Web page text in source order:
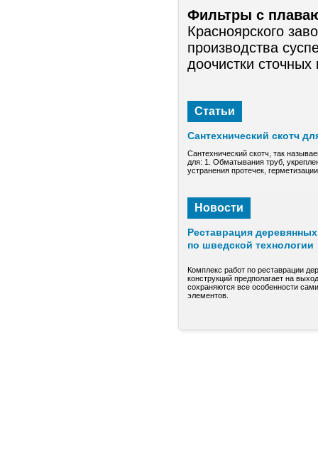
Фильтры с
Красноярского
производства
доочистки
Статьи
Сантехнический скотч
Сантехнический скотч, так
для: 1. Обматывания труб,
устранения протечек,
Новости
Реставрация
по шведской технологии
Комплекс работ по реставрации
конструкций предполагает на
сохраняются все особенности
элементов.